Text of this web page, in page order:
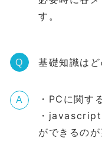
す。
Q 基礎知識は
A
・PCに関す
・javascript
ができるのが